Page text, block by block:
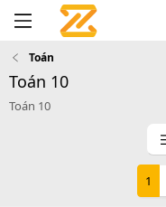
Toán
Toán 10
Toán 10
1